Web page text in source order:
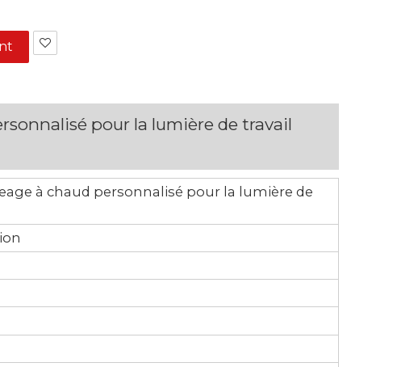
pour la lumière de travail
à chaud personnalisé pour la lumière de